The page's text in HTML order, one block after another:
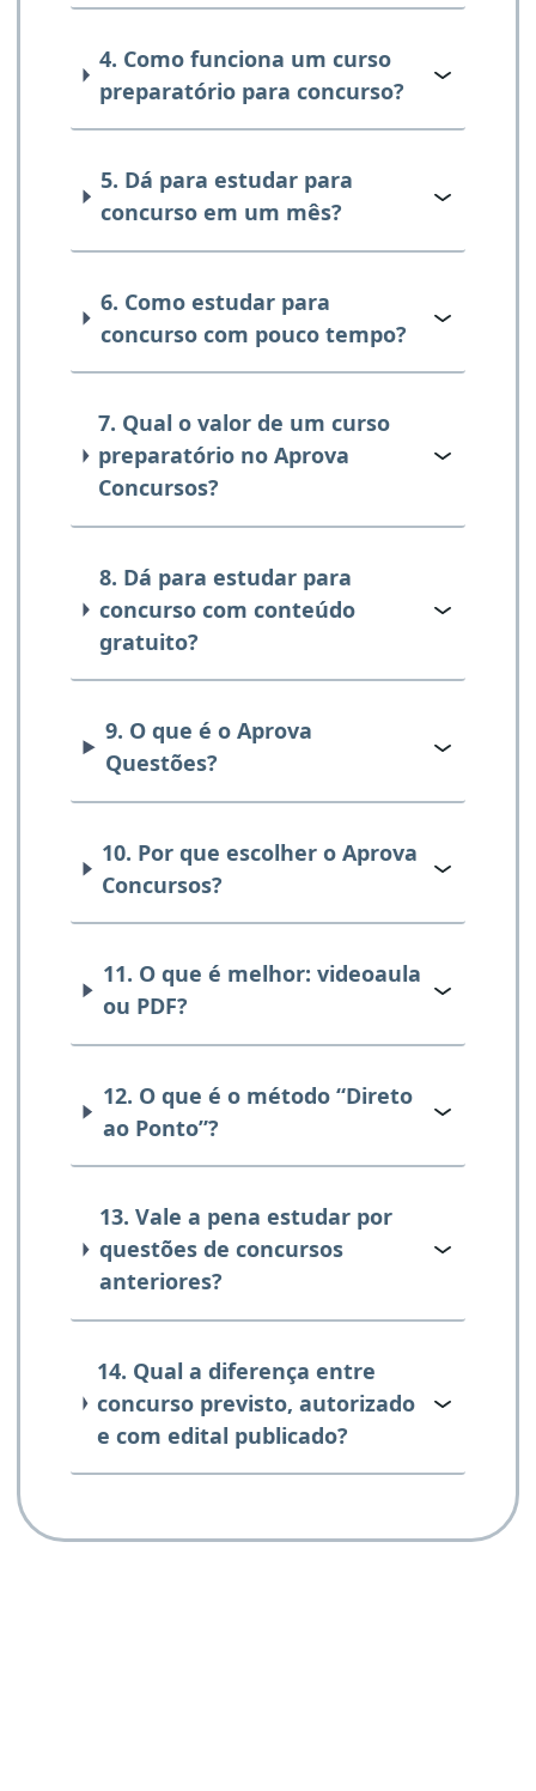
4. Como funciona um curso
preparatório para concurso?
5. Dá para estudar para
concurso em um mês?
6. Como estudar para
concurso com pouco tempo?
7. Qual o valor de um curso
preparatório no Aprova
Concursos?
8. Dá para estudar para
concurso com conteúdo
gratuito?
9. O que é o Aprova
Questões?
10. Por que escolher o Aprova
Concursos?
11. O que é melhor: videoaula
ou PDF?
12. O que é o método “Direto
ao Ponto”?
13. Vale a pena estudar por
questões de concursos
anteriores?
14. Qual a diferença entre
concurso previsto, autorizado
e com edital publicado?